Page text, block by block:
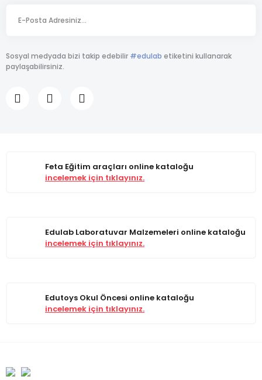
Sosyal medyada bizi takip edebilir #edulab etiketini kullanarak
paylaşabilirsiniz.
Feta Eğitim araçları online kataloğu
incelemek için tıklayınız.
Edulab Laboratuvar Malzemeleri online kataloğu
incelemek için tıklayınız.
Edutoys Okul Öncesi online kataloğu
incelemek için tıklayınız.